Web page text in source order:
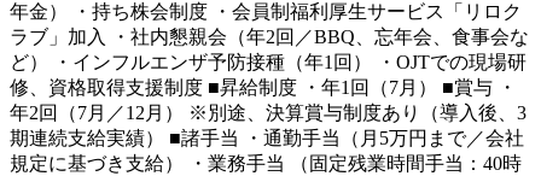
年金） ・持ち株会制度 ・会員制福利厚生サービス「リロク
ラブ」加入 ・社内懇親会（年2回／BBQ、忘年会、食事会な
ど） ・インフルエンザ予防接種（年1回） ・OJTでの現場研
修、資格取得支援制度 ■昇給制度 ・年1回（7月） ■賞与 ・
年2回（7月／12月） ※別途、決算賞与制度あり（導入後、3
期連続支給実績） ■諸手当 ・通勤手当（月5万円まで／会社
規定に基づき支給） ・業務手当 （固定残業時間手当：40時